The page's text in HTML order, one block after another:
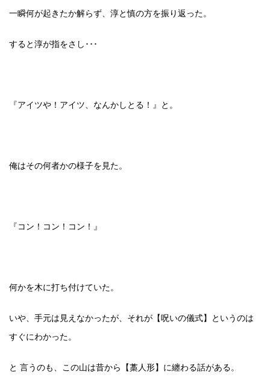
一瞬何が起きたか解らず、淳と慎の方を振り返った。
すると淳が指をさし･･･
『アイツや！アイツ、なんかしとる！』と。
俺はその何者かの様子を見た。
『コン！コン！コン！』
何かを木に打ち付けていた。
いや、手元は見えなかったが、それが【呪いの儀式】というのは
すぐにわかった。
と 言うのも、この山は昔から【藁人形】に纏わる話がある。